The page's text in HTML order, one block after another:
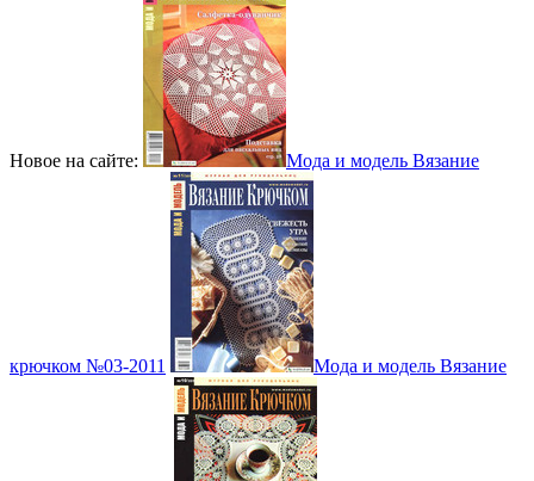
Новое на сайте: Мода и модель Вязание
крючком №03-2011 Мода и модель Вязание